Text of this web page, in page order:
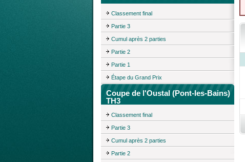
Classement final
Partie 3
Cumul après 2 parties
Partie 2
Partie 1
Étape du Grand Prix
Coupe de l'Oustal (Pont-les-Bains)
TH3
Classement final
Partie 3
Cumul après 2 parties
Partie 2